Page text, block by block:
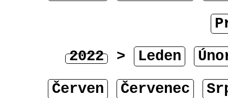
2022 > Leden
Červen
Červenec